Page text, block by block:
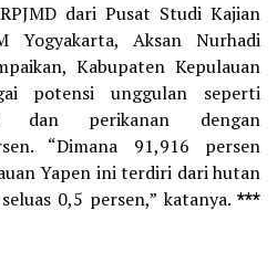
dari Pusat Studi Kajian
Yogyakarta, Aksan Nurhadi
Kabupaten Kepulauan
potensi unggulan seperti
dan perikanan dengan
“Dimana 91,916 persen
Yapen ini terdiri dari hutan
0,5 persen,” katanya. ***